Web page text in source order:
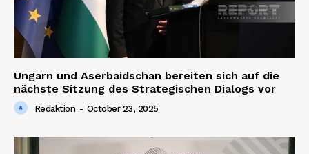
Ungarn und Aserbaidschan bereiten sich auf die
nächste Sitzung des Strategischen Dialogs vor
Redaktion - October 23, 2025